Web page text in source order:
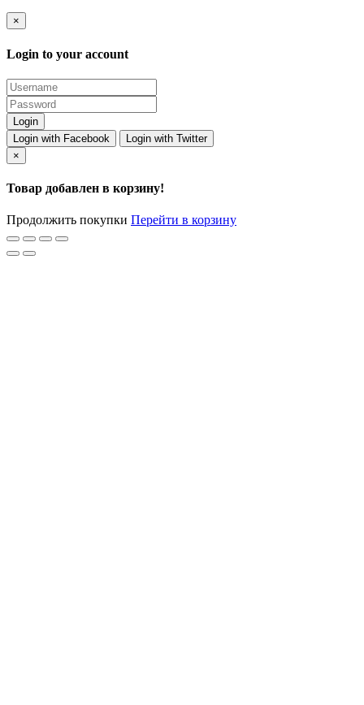
×
Login to your account
Login with Facebook
Login with Twitter
×
Товар добавлен в корзину!
Продолжить покупки Перейти в корзину